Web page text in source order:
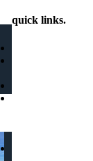
quick links.